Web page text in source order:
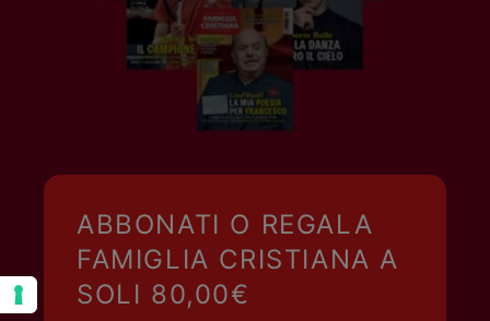
ABBONATI O REGALA
FAMIGLIA CRISTIANA A
SOLI 80,00€